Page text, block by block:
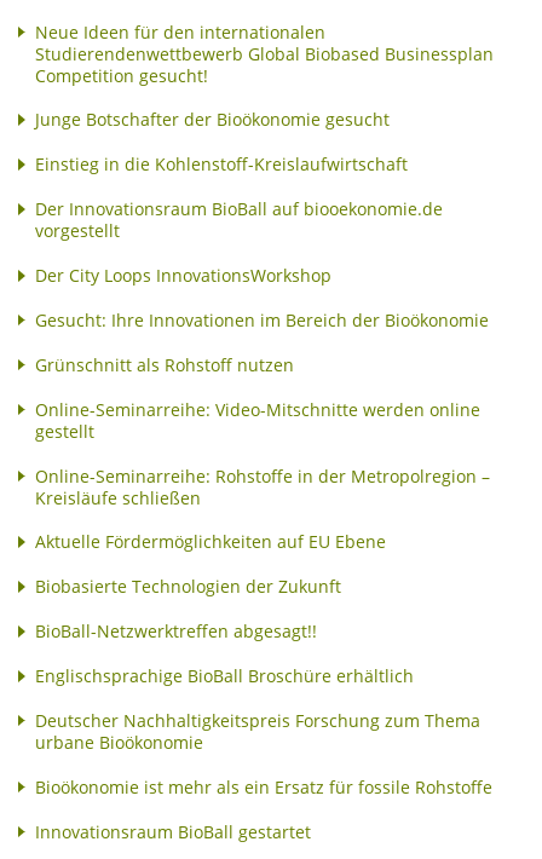
Neue Ideen für den internationalen
Studierendenwettbewerb Global Biobased Businessplan
Competition gesucht!
Junge Botschafter der Bioökonomie gesucht
Einstieg in die Kohlenstoff-Kreislaufwirtschaft
Der Innovationsraum BioBall auf biooekonomie.de
vorgestellt
Der City Loops InnovationsWorkshop
Gesucht: Ihre Innovationen im Bereich der Bioökonomie
Grünschnitt als Rohstoff nutzen
Online-Seminarreihe: Video-Mitschnitte werden online
gestellt
Online-Seminarreihe: Rohstoffe in der Metropolregion –
Kreisläufe schließen
Aktuelle Fördermöglichkeiten auf EU Ebene
Biobasierte Technologien der Zukunft
BioBall-Netzwerktreffen abgesagt!!
Englischsprachige BioBall Broschüre erhältlich
Deutscher Nachhaltigkeitspreis Forschung zum Thema
urbane Bioökonomie
Bioökonomie ist mehr als ein Ersatz für fossile Rohstoffe
Innovationsraum BioBall gestartet